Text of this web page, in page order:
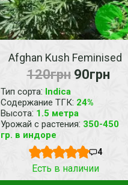
Afghan Kush Feminised
120грн 90грн
Тип сорта: Indica
Содержание ТГК: 24%
Высота: 1.5 метра
Урожай с растения: 350-450
гр. в индоре
4
Есть в наличии